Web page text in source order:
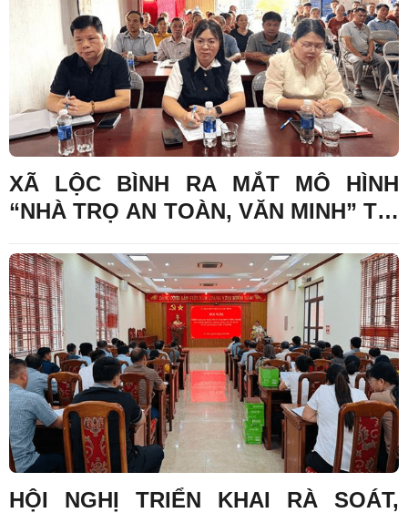
XÃ LỘC BÌNH RA MẮT MÔ HÌNH
“NHÀ TRỌ AN TOÀN, VĂN MINH” TẠI
HỘI NGHỊ TRIỂN KHAI RÀ SOÁT,